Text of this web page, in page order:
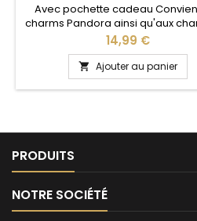
Avec pochette cadeau
charms Pandora ainsi qu'aux
notre site idéal pour : Noël, Saint
anniversaire, anniversaire de
Plusieurs tailles disponible : 18, 19,
Pour la dimensions nous
en plus par rapport à la
Prix
14,99 €
 Ajouter au panier
PRODUITS
NOTRE SOCIÉTÉ